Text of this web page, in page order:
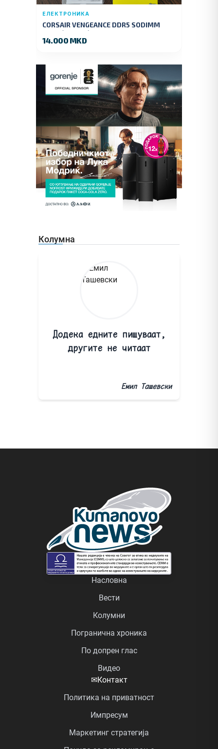
ЕЛЕКТРОНИКА
CORSAIR VENGEANCE DDR5 SODIMM
32GB (2x16GB) DDR5 4800MT/s
14.000 MKD
Колумна
Додека едните пишуваат,
другите не читаат
Емил Ташевски
Насловна
Вести
Колумни
Погранична хроника
По допрен глас
Видео
✉Контакт
Политика на приватност
Импресум
Маркетинг стратегија